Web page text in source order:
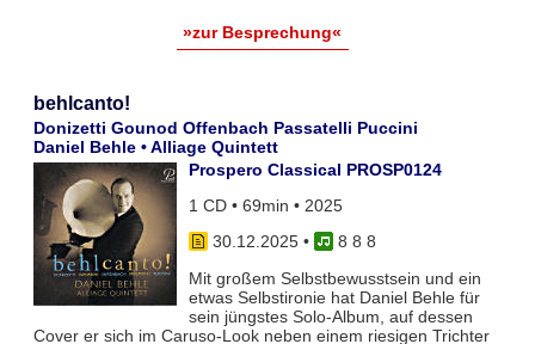
»zur Besprechung«
behlcanto!
Donizetti Gounod Offenbach Passatelli Puccini
Daniel Behle • Alliage Quintett
Prospero Classical PROSP0124
1 CD • 69min • 2025
30.12.2025•
8 8 8
Mit großem Selbstbewusstsein und ein
etwas Selbstironie hat Daniel Behle für
sein jüngstes Solo-Album, auf dessen
Cover er sich im Caruso-Look neben einem riesigen Trichter